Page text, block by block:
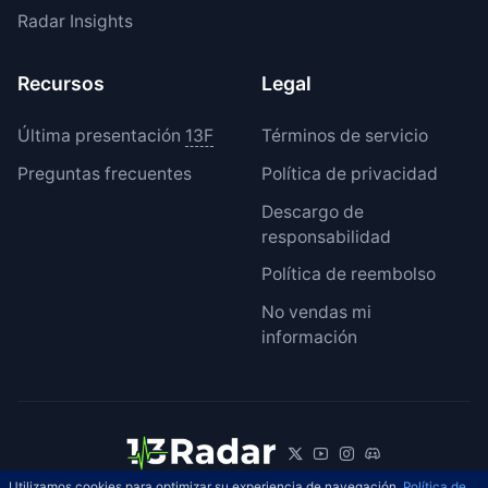
Radar Insights
Recursos
Última presentación 13F
Preguntas frecuentes
Legal
Términos de servicio
Política de privacidad
Descargo de
responsabilidad
Política de reembolso
No vendas mi
información